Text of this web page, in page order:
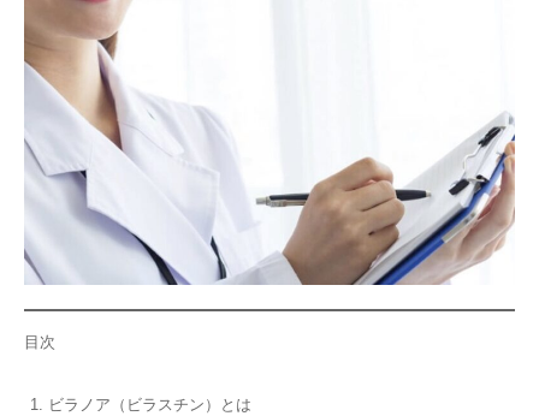
目次
ビラノア（ビラスチン）とは
言語
简体中文
English